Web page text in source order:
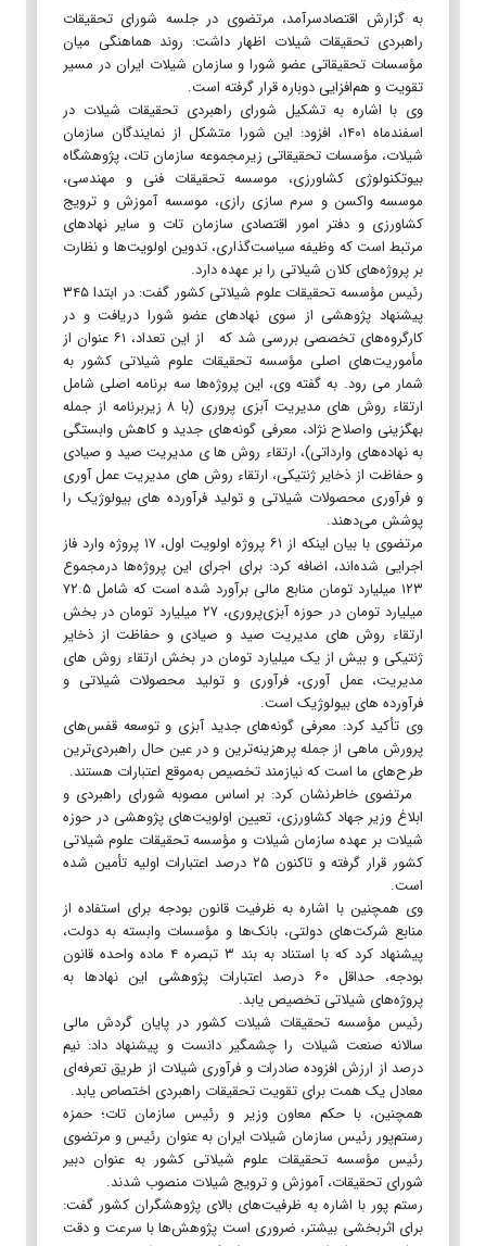
به گزارش اقتصادسرآمد، مرتضوی در جلسه شورای تحقیقات
راهبردی تحقیقات شیلات اظهار داشت: روند هماهنگی میان
مؤسسات تحقیقاتی عضو شورا و سازمان شیلات ایران در مسیر
تقویت و هم‌افزایی دوباره قرار گرفته است.
وی با اشاره به تشکیل شورای راهبردی تحقیقات شیلات در
اسفندماه ۱۴۰۱، افزود: این شورا متشکل از نمایندگان سازمان
شیلات، مؤسسات تحقیقاتی زیرمجموعه سازمان تات، پژوهشگاه
بیوتکنولوژی کشاورزی، موسسه تحقیقات فنی و مهندسی،
موسسه واکسن و سرم سازی رازی، موسسه آموزش و ترویج
کشاورزی و دفتر امور اقتصادی سازمان تات و سایر نهادهای
مرتبط است که وظیفه سیاست‌گذاری، تدوین اولویت‌ها و نظارت
بر پروژه‌های کلان شیلاتی را بر عهده دارد.
رئیس مؤسسه تحقیقات علوم شیلاتی کشور گفت: در ابتدا ۳۴۵
پیشنهاد پژوهشی از سوی نهادهای عضو شورا دریافت و در
کارگروه‌های تخصصی بررسی شد که از این تعداد، ۶۱ عنوان از
مأموریت‌های اصلی مؤسسه تحقیقات علوم شیلاتی کشور به
شمار می رود. به گفته وی، این پروژه‌ها سه برنامه اصلی شامل
ارتقاء روش های مدیریت آبزی پروری (با ۸ زیربرنامه از جمله
بهگزینی واصلاح نژاد، معرفی گونه‌های جدید و کاهش وابستگی
به نهاده‌های وارداتی)، ارتقاء روش ها ی مدیریت صید و صیادی
و حفاظت از ذخایر ژنتیکی، ارتقاء روش های مدیریت عمل آوری
و فرآوری محصولات شیلاتی و تولید فرآورده های بیولوژیک را
پوشش می‌دهند.
مرتضوی با بیان اینکه از ۶۱ پروژه اولویت اول، ۱۷ پروژه وارد فاز
اجرایی شده‌اند، اضافه کرد: برای اجرای این پروژه‌ها درمجموع
۱۲۳ میلیارد تومان منابع مالی برآورد شده است که شامل ۷۲.۵
میلیارد تومان در حوزه آبزی‌پروری، ۲۷ میلیارد تومان در بخش
ارتقاء روش های مدیریت صید و صیادی و حفاظت از ذخایر
ژنتیکی و بیش از یک میلیارد تومان در بخش ارتقاء روش های
مدیریت، عمل آوری، فرآوری و تولید محصولات شیلاتی و
فرآورده های بیولوژیک است.
وی تأکید کرد: معرفی گونه‌های جدید آبزی و توسعه قفس‌های
پرورش ماهی از جمله پرهزینه‌ترین و در عین حال راهبردی‌ترین
طرح‌های ما است که نیازمند تخصیص به‌موقع اعتبارات هستند.
مرتضوی خاطرنشان کرد: بر اساس مصوبه شورای راهبردی و
ابلاغ وزیر جهاد کشاورزی، تعیین اولویت‌های پژوهشی در حوزه
شیلات بر عهده سازمان شیلات و مؤسسه تحقیقات علوم شیلاتی
کشور قرار گرفته و تاکنون ۲۵ درصد اعتبارات اولیه تأمین شده
است.
وی همچنین با اشاره به ظرفیت قانون بودجه برای استفاده از
منابع شرکت‌های دولتی، بانک‌ها و مؤسسات وابسته به دولت،
پیشنهاد کرد که با استناد به بند ۳ تبصره ۴ ماده واحده قانون
بودجه، حداقل ۶۰ درصد اعتبارات پژوهشی این نهادها به
پروژه‌های شیلاتی تخصیص یابد.
رئیس مؤسسه تحقیقات شیلات کشور در پایان گردش مالی
سالانه صنعت شیلات را چشمگیر دانست و پیشنهاد داد: نیم
درصد از ارزش افزوده صادرات و فرآوری شیلات از طریق تعرفه‌ای
معادل یک همت برای تقویت تحقیقات راهبردی اختصاص یابد.
همچنین، با حکم معاون وزیر و رئیس سازمان تات؛ حمزه
رستم‌پور رئیس سازمان شیلات ایران به عنوان رئیس و مرتضوی
رئیس مؤسسه تحقیقات علوم شیلاتی کشور به عنوان دبیر
شورای تحقیقات، آموزش و ترویج شیلات منصوب شدند.
رستم پور با اشاره به ظرفیت‌های بالای پژوهشگران کشور گفت:
برای اثربخشی بیشتر، ضروری است پژوهش‌ها با سرعت و دقت